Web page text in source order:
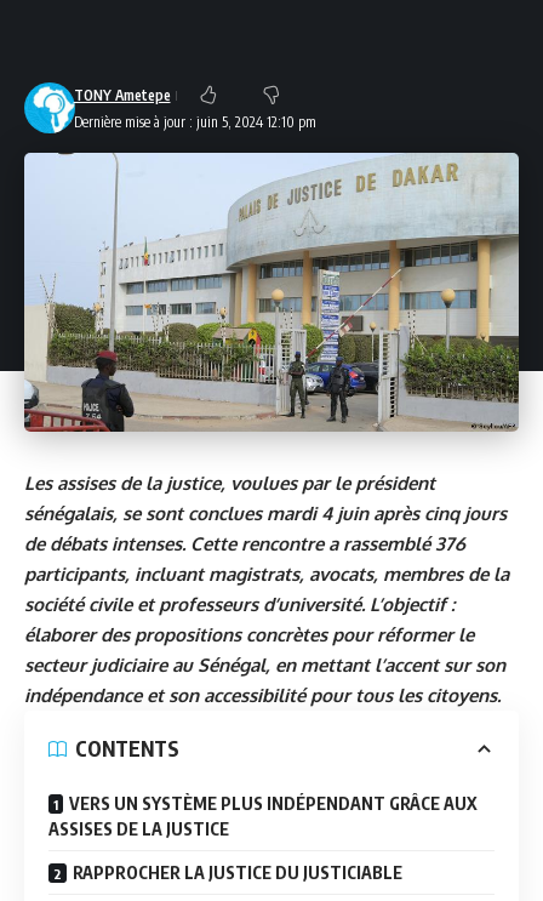
Dernière mise à jour : juin 5, 2024 12:10 pm
TONY Ametepe
Les assises de la justice, voulues par le président
sénégalais, se sont conclues mardi 4 juin après cinq jours
de débats intenses. Cette rencontre a rassemblé 376
participants, incluant magistrats, avocats, membres de la
société civile et professeurs d’université. L’objectif :
élaborer des propositions concrètes pour réformer le
secteur judiciaire au Sénégal, en mettant l’accent sur son
indépendance et son accessibilité pour tous les citoyens.
CONTENTS
VERS UN SYSTÈME PLUS INDÉPENDANT GRÂCE AUX
ASSISES DE LA JUSTICE
RAPPROCHER LA JUSTICE DU JUSTICIABLE